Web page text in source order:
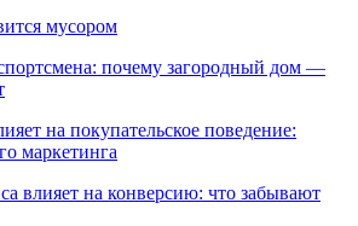
мусором
почему загородный дом —
на покупательское поведение:
маркетинга
влияет на конверсию: что забывают